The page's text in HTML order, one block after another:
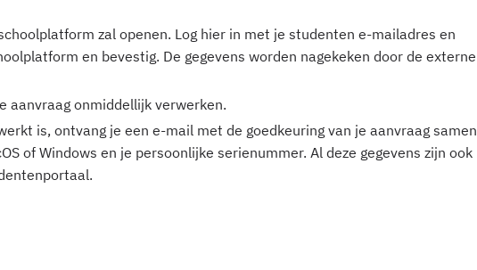
zal openen. Log hier in met je studenten e-mailadres en
en bevestig. De gegevens worden nagekeken door de externe
aanvraag onmiddellijk verwerken.
is, ontvang je een e-mail met de goedkeuring van je aanvraag samen
of Windows en je persoonlijke serienummer. Al deze gegevens zijn ook